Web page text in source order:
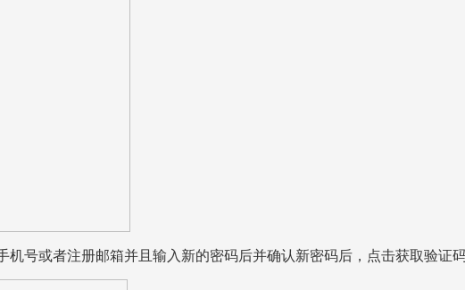
机号或者注册邮箱并且输入新的密码后并确认新密码后，点击获取验证